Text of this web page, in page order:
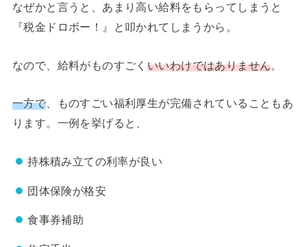
なぜかと言うと、あまり高い給料をもらってしまうと
『税金ドロボー！』と叩かれてしまうから。
なので、給料がものすごく いいわけではありません
一方で 、ものすごい福利厚生が完備されていることもあ
ります。一例を挙げると、
持株積み立ての利率が良い
団体保険が格安
食事券補助